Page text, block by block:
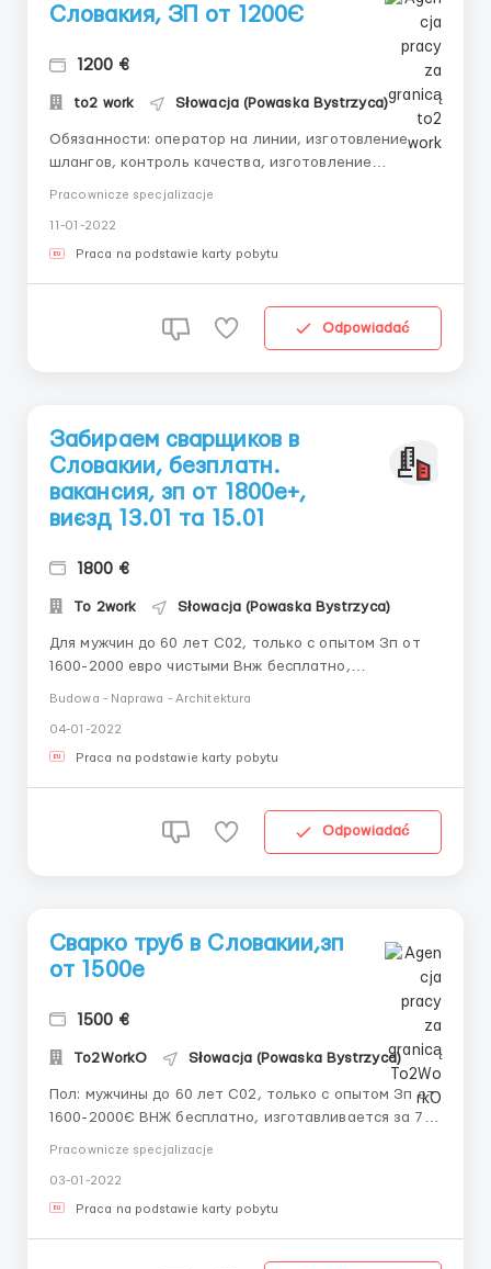
Словакия, ЗП от 1200Є
1200 €
to2 work Słowacja (Powaska Bystrzyca)
Обязанности: оператор на линии, изготовление
шлангов, контроль качества, изготовление
по 10-12часов Жилье: бесплатное, 2-3 человека в
комнате, семейные пары проживают отдельно
Pracownicze specjalizacje
11-01-2022
Praca na podstawie karty pobytu
Odpowiadać
Забираем сварщиков в
Словакии, безплатн.
вакансия, зп от 1800е+,
виєзд 13.01 та 15.01
1800 €
To 2work Słowacja (Powaska Bystrzyca)
Для мужчин до 60 лет С02, только с опытом Зп от
1600-2000 евро чистыми Внж бесплатно,
схем. Оплата подробно: от 8 до 10 евро в час. В
месяц получается от 1600-2000 евро нетто.
Budowa - Naprawa - Architektura
04-01-2022
Praca na podstawie karty pobytu
Odpowiadać
Сварко труб в Словакии,зп
от 1500е
1500 €
To2WorkO Słowacja (Powaska Bystrzyca)
Пол: мужчины до 60 лет С02, только с опытом Зп от
1600-2000Є ВНЖ бесплатно, изготавливается за 7
схем. Необходимые документы: биометрический
паспорт без активных виз. Справка об отсутствии ...
Pracownicze specjalizacje
03-01-2022
Praca na podstawie karty pobytu